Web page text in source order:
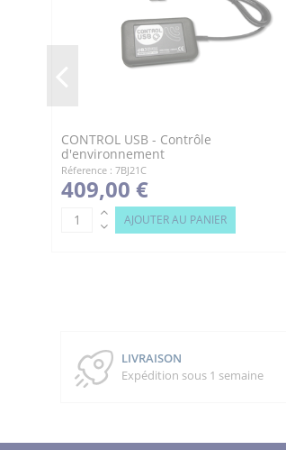
CONTROL USB - Contrôle
d'environnement
Réference : 7BJ21C
409,00 €
AJOUTER AU PANIER
LIVRAISON
Expédition sous 1 semaine